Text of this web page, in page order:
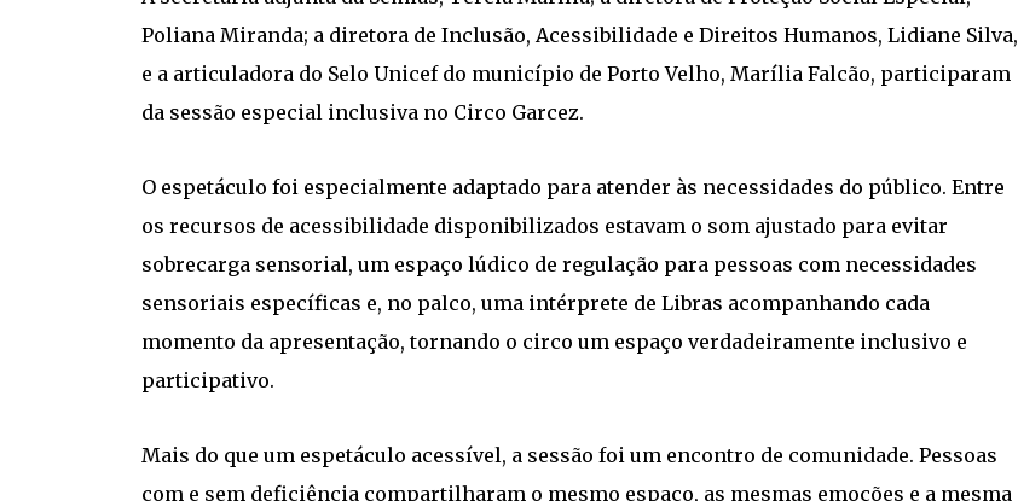
Poliana Miranda; a diretora de Inclusão, Acessibilidade e Direitos Humanos, Lidiane Silva,
e a articuladora do Selo Unicef do município de Porto Velho, Marília Falcão, participaram
da sessão especial inclusiva no Circo Garcez.
O espetáculo foi especialmente adaptado para atender às necessidades do público. Entre
os recursos de acessibilidade disponibilizados estavam o som ajustado para evitar
sobrecarga sensorial, um espaço lúdico de regulação para pessoas com necessidades
sensoriais específicas e, no palco, uma intérprete de Libras acompanhando cada
momento da apresentação, tornando o circo um espaço verdadeiramente inclusivo e
participativo.
Mais do que um espetáculo acessível, a sessão foi um encontro de comunidade. Pessoas
com e sem deficiência compartilharam o mesmo espaço, as mesmas emoções e a mesma